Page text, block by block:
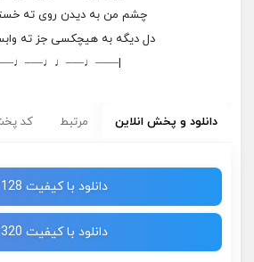
چشم من به دیدن روی ته
دل دیگه به هیچکسی جز ته
دانلود و پخش انلاین مرتبط کد
دانلود با کیفیت 128
دانلود با کیفیت 320